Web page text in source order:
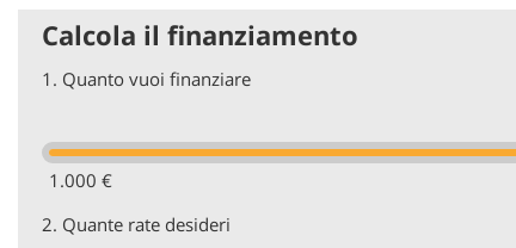
Calcola il finanziamento
1. Quanto vuoi finanziare
1.000 €
2. Quante rate desideri